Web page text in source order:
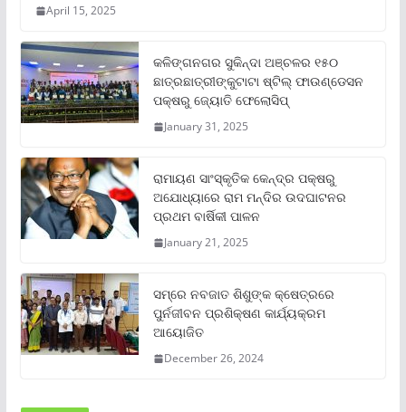
April 15, 2025
କଳିଙ୍ଗନଗର ସୁକିନ୍ଦା ଅଞ୍ଚଳର ୧୫୦
ଛାତ୍ରଛାତ୍ରୀଙ୍କୁଟାଟା ଷ୍ଟିଲ୍ ଫାଉଣ୍ଡେସନ
ପକ୍ଷରୁ ଜ୍ୟୋତି ଫେଲୋସିପ୍‌
January 31, 2025
ରାମାୟଣ ସାଂସ୍କୃତିକ କେନ୍ଦ୍ର ପକ୍ଷରୁ
ଅଯୋଧ୍ୟାରେ ରାମ ମନ୍ଦିର ଉଦଘାଟନର
ପ୍ରଥମ ବାର୍ଷିକୀ ପାଳନ
January 21, 2025
ସମ୍‌ରେ ନବଜାତ ଶିଶୁଙ୍କ କ୍ଷେତ୍ରରେ
ପୁର୍ନଜୀବନ ପ୍ରଶିକ୍ଷଣ କାର୍ଯ୍ୟକ୍ରମ
ଆୟୋଜିତ
December 26, 2024